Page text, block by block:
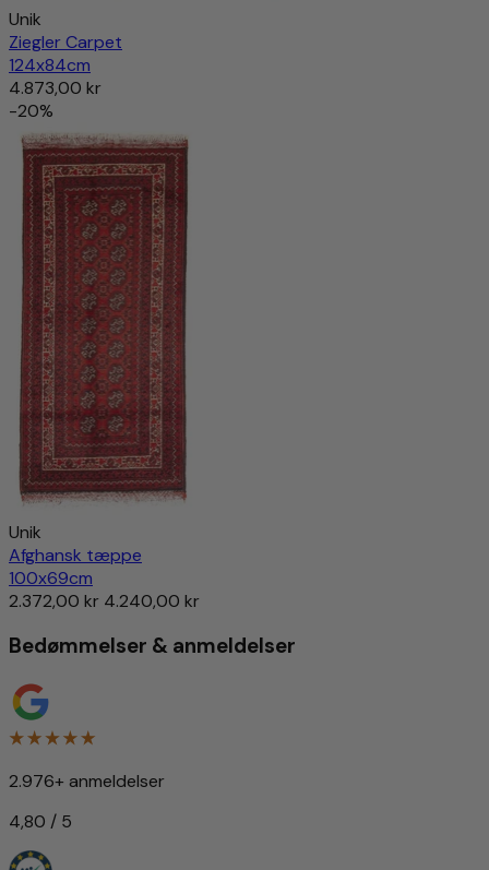
Unik
Ziegler Carpet
124x84cm
4.873,00 kr
-20%
Unik
Afghansk tæppe
100x69cm
2.372,00 kr 4.240,00 kr
Bedømmelser & anmeldelser
2.976+ anmeldelser
4,80 / 5